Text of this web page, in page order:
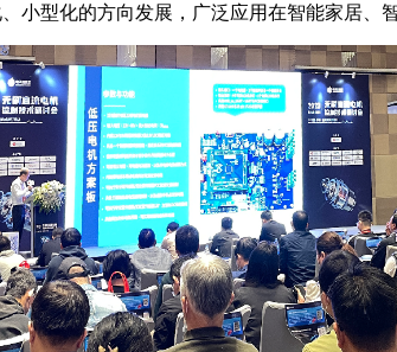
型化的方向发展，广泛应用在智能家居、